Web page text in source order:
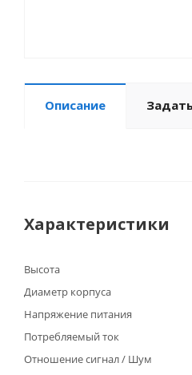
Описание
Характеристики
Высота
Диаметр корпуса
Напряжение питания
Потребляемый ток
Отношение сигнал / Шум